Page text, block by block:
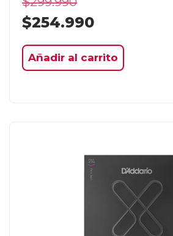
$254.990
Añadir al carrito